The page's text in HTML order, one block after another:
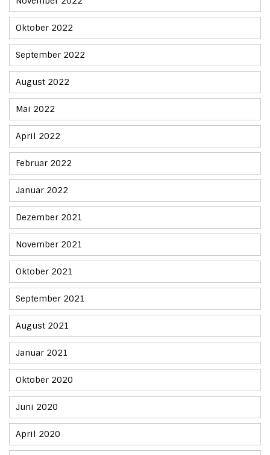
Oktober 2022
September 2022
August 2022
Mai 2022
April 2022
Februar 2022
Januar 2022
Dezember 2021
November 2021
Oktober 2021
September 2021
August 2021
Januar 2021
Oktober 2020
Juni 2020
April 2020